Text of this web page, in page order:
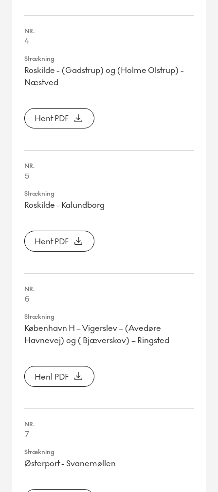
4
Roskilde - (Gadstrup) og (Holme Olstrup) -
Næstved
Hent PDF
5
Roskilde - Kalundborg
Hent PDF
6
København H – Vigerslev – (Avedøre
Havnevej) og ( Bjæverskov) – Ringsted
Hent PDF
7
Østerport - Svanemøllen